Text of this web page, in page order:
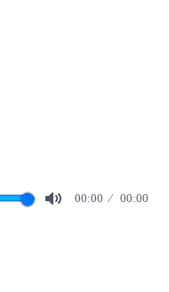
00:00 00:00